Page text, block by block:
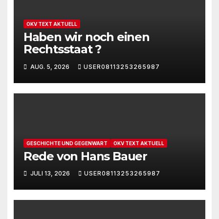
OKV TEXT AKTUELL
Haben wir noch einen
Rechtsstaat ?
AUG. 5, 2026 USER08113253265987
GESCHICHTE UND GEGENWART OKV TEXT AKTUELL
Rede von Hans Bauer
JULI 13, 2026 USER08113253265987